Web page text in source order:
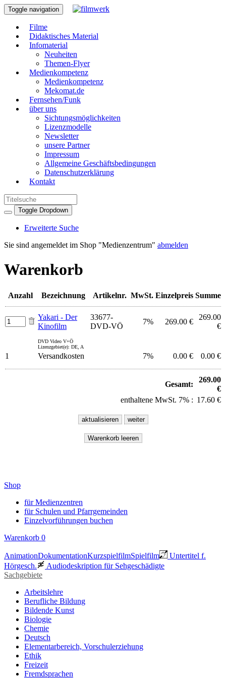
Toggle navigation
Filme
Didaktisches Material
Infomaterial
Neuheiten
Themen-Flyer
Medienkompetenz
Medienkompetenz
Mekomat.de
Fernsehen/Funk
über uns
Sichtungsmöglichkeiten
Lizenzmodelle
Newsletter
unsere Partner
Impressum
Allgemeine Geschäftsbedingungen
Datenschutzerklärung
Kontakt
Toggle Dropdown
Erweiterte Suche
Sie sind angemeldet im Shop "Medienzentrum" abmelden
Warenkorb
Anzahl Bezeichnung Artikelnr. MwSt. Einzelpreis Summe
Yakari - Der
Kinofilm
33677-
DVD-VÖ
7% 269.00 €
269.00
€
DVD Video V+Ö
Lizenzgebiet(e): DE, A
1 Versandkosten 7% 0.00 € 0.00 €
Gesamt:
269.00
€
enthaltene MwSt. 7% : 17.60 €
Shop
für Medienzentren
für Schulen und Pfarrgemeinden
Einzelvorführungen buchen
Warenkorb 0
AnimationDokumentationKurzspielfilmSpielfilm
Untertitel f.
Hörgesch.
Audiodeskription für Sehgeschädigte
Sachgebiete
Arbeitslehre
Berufliche Bildung
Bildende Kunst
Biologie
Chemie
Deutsch
Elementarbereich, Vorschulerziehung
Ethik
Freizeit
Fremdsprachen